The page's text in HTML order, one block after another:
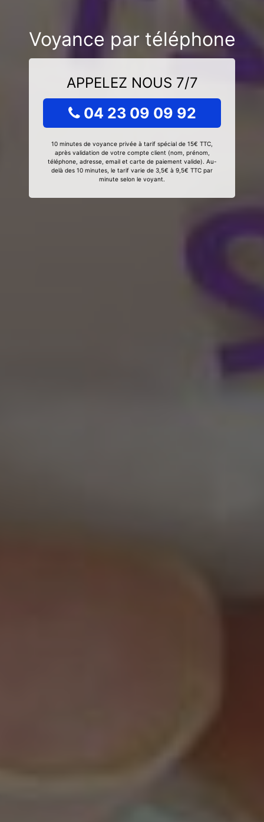
Voyance par téléphone
APPELEZ NOUS 7/7
04 23 09 09 92
10 minutes de voyance privée à tarif spécial de 15€ TTC,
après validation de votre compte client (nom, prénom,
téléphone, adresse, email et carte de paiement valide). Au-
delà des 10 minutes, le tarif varie de 3,5€ à 9,5€ TTC par
minute selon le voyant.